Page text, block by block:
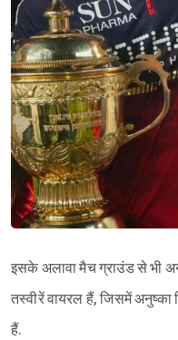
इसके अलावा मैच ग्राउंड से भी
तस्वीरें वायरल हैं, जिसमें अनुष्का
हैं.